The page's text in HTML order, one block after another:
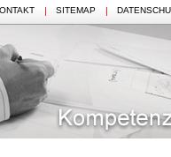
SITEMAP